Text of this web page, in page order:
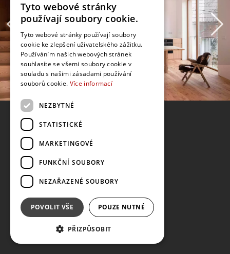
Tyto webové stránky
používají soubory cookie.
Tyto webové stránky používají soubory
cookie ke zlepšení uživatelského zážitku.
Používáním našich webových stránek
souhlasíte se všemi soubory cookie v
souladu s našimi zásadami používání
souborů cookie. Více informací
NEZBYTNÉ
STATISTICKÉ
MARKETINGOVÉ
FUNKČNÍ SOUBORY
NEZAŘAZENÉ SOUBORY
POVOLIT VŠE POUZE NUTNÉ
PŘIZPŮSOBIT